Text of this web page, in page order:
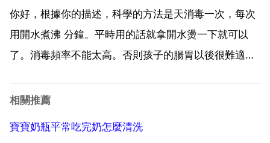
快速幹完一件家務活。購買的必要是還是要看您是細心
的媽媽還是忙...
你好，根據你的描述，科學的方法是天消毒一次，每次
用開水煮沸 分鐘。平時用的話就拿開水燙一下就可以
了。消毒頻率不能太高。否則孩子的腸胃以後很難適應
用消毒過的奶瓶。奶瓶消毒應該從新生兒出生持續到 個
相關推薦
寶寶奶瓶平常吃完奶怎麼清洗